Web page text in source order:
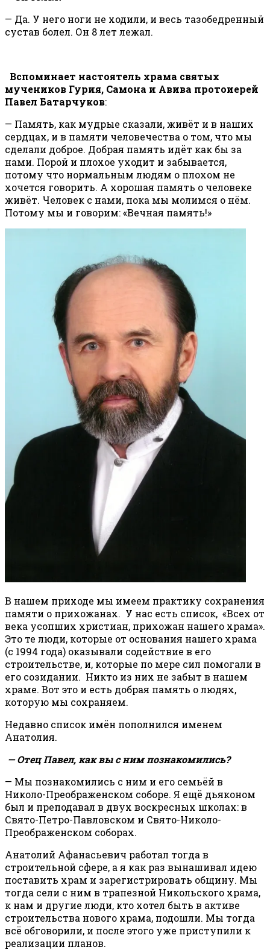
— Да. У него ноги не ходили, и весь тазобедренный
сустав болел. Он 8 лет лежал.
Вспоминает настоятель храма святых
мучеников Гурия, Самона и Авива протоиерей
Павел Батарчуков:
— Память, как мудрые сказали, живёт и в наших
сердцах, и в памяти человечества о том, что мы
сделали доброе. Добрая память идёт как бы за
нами. Порой и плохое уходит и забывается,
потому что нормальным людям о плохом не
хочется говорить. А хорошая память о человеке
живёт. Человек с нами, пока мы молимся о нём.
Потому мы и говорим: «Вечная память!»
В нашем приходе мы имеем практику сохранения
памяти о прихожанах. У нас есть список, «Всех от
века усопших христиан, прихожан нашего храма».
Это те люди, которые от основания нашего храма
(с 1994 года) оказывали содействие в его
строительстве, и, которые по мере сил помогали в
его созидании. Никто из них не забыт в нашем
храме. Вот это и есть добрая память о людях,
которую мы сохраняем.
Недавно список имён пополнился именем
Анатолия.
— Отец Павел, как вы с ним познакомились?
— Мы познакомились с ним и его семьёй в
Николо-Преображенском соборе. Я ещё дьяконом
был и преподавал в двух воскресных школах: в
Свято-Петро-Павловском и Свято-Николо-
Преображенском соборах.
Анатолий Афанасьевич работал тогда в
строительной сфере, а я как раз вынашивал идею
поставить храм и зарегистрировать общину. Мы
тогда сели с ним в трапезной Никольского храма,
к нам и другие люди, кто хотел быть в активе
строительства нового храма, подошли. Мы тогда
всё обговорили, и после этого уже приступили к
реализации планов.